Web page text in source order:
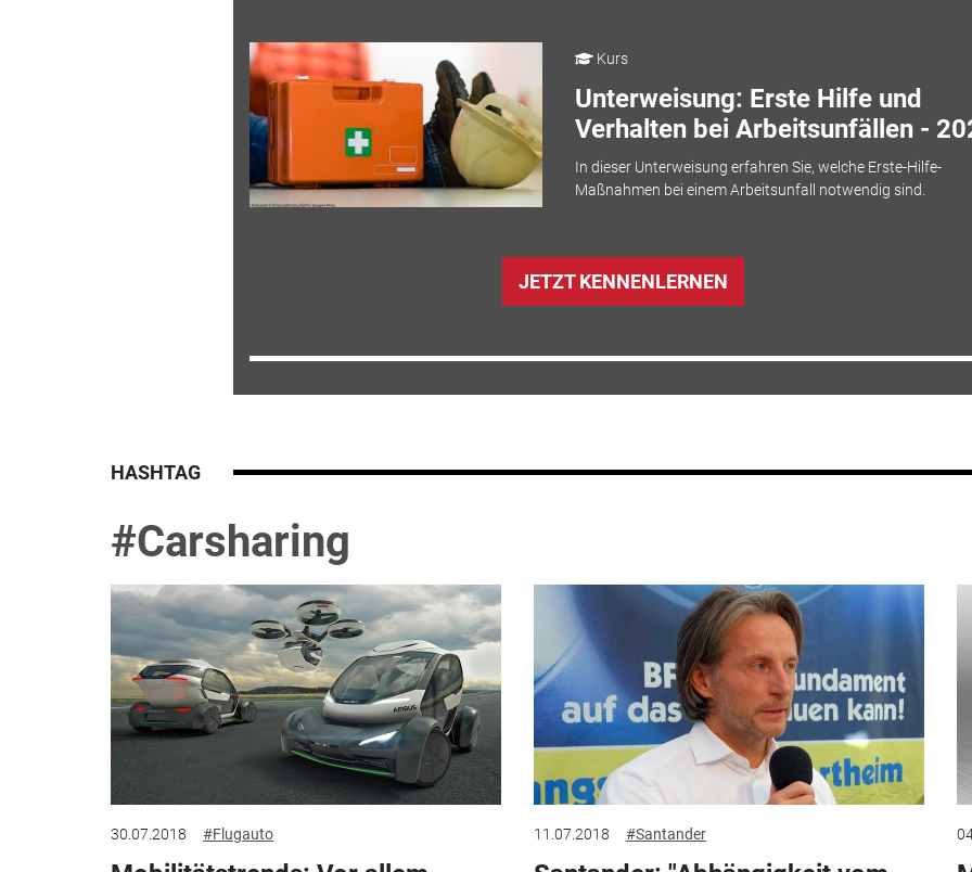
Kurs
Unterweisung: Erste Hilfe und
Verhalten bei Arbeitsunfällen -
In dieser Unterweisung erfahren Sie, welche Erste-Hilfe-
Maßnahmen bei einem Arbeitsunfall notwendig sind.
JETZT KENNENLERNEN
HASHTAG
#Carsharing
30.07.2018 #Flugauto 11.07.2018 #Santander